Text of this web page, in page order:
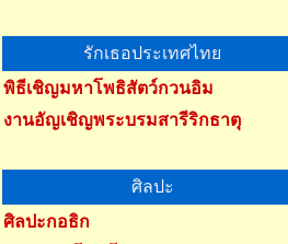
รักเธอประเทศไทย
พิธีเชิญมหาโพธิสัตว์กวนอิม
งานอัญเชิญพระบรมสารีริกธาตุ
ศิลปะ
ศิลปะกอธิก